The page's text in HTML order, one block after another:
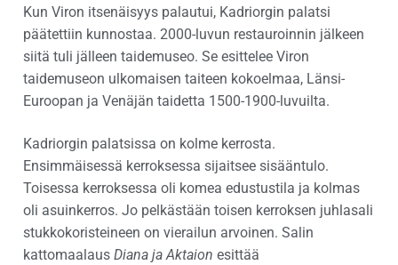
Kun Viron itsenäisyys palautui, Kadriorgin palatsi
päätettiin kunnostaa. 2000-luvun restauroinnin jälkeen
siitä tuli jälleen taidemuseo. Se esittelee Viron
taidemuseon ulkomaisen taiteen kokoelmaa, Länsi-
Euroopan ja Venäjän taidetta 1500-1900-luvuilta.
Kadriorgin palatsissa on kolme kerrosta.
Ensimmäisessä kerroksessa sijaitsee sisääntulo.
Toisessa kerroksessa oli komea edustustila ja kolmas
oli asuinkerros. Jo pelkästään toisen kerroksen juhlasali
stukkokoristeineen on vierailun arvoinen. Salin
kattomaalaus Diana ja Aktaion esittää